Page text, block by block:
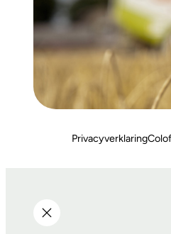
Privacyverklaring